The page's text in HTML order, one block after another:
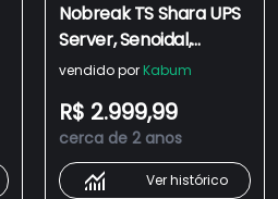
Nobreak TS Shara UPS
Server, Senoidal,
3200VA, Saída 115V ou
RS232, Rack 19 3U,
Bivolt, 8 Tomadas,
18AH/45AH - 6900
vendido por Kabum
R$ 2.999,99
cerca de 2 anos
Ver histórico